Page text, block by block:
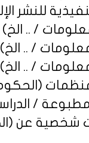
للنشر